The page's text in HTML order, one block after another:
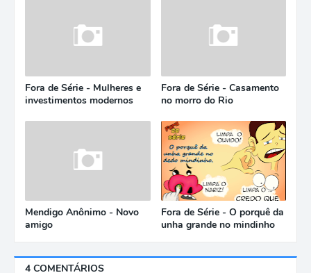
Fora de Série - Mulheres e
investimentos modernos
Fora de Série - Casamento
no morro do Rio
Mendigo Anônimo - Novo
amigo
Fora de Série - O porquê da
unha grande no mindinho
4 COMENTÁRIOS